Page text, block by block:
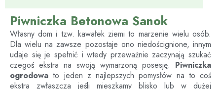
Piwniczka Betonowa Sanok
Własny dom i tzw. kawałek ziemi to marzenie wielu osób.
Dla wielu na zawsze pozostaje ono niedoścignione, innym
udaje się je spełnić i wtedy przeważnie zaczynają szukać
czegoś ekstra na swoją wymarzoną posesję. Piwniczka
ogrodowa to jeden z najlepszych pomysłów na to coś
ekstra zwłaszcza jeśli mieszkamy blisko lub w dużej